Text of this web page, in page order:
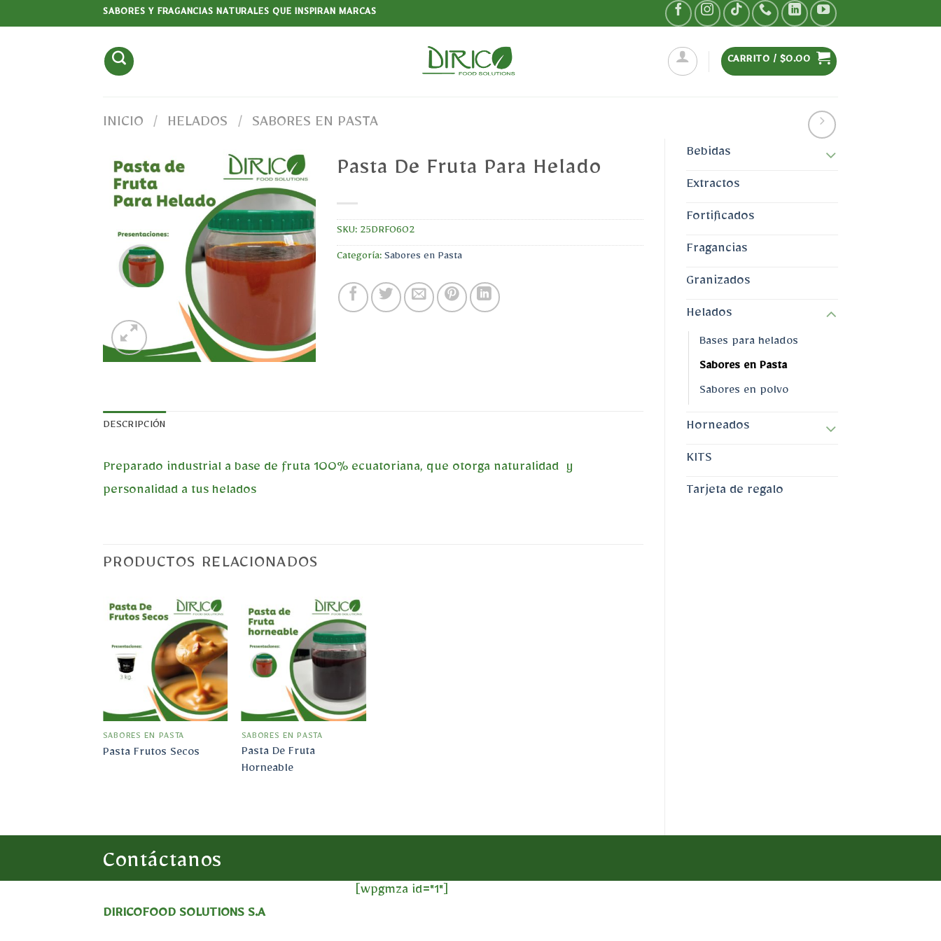
SABORES Y FRAGANCIAS NATURALES QUE INSPIRAN MARCAS
CARRITO / $0.00
INICIO / HELADOS / SABORES EN PASTA
Bebidas
Extractos
Fortificados
Fragancias
Granizados
Helados
Bases para helados
Sabores en Pasta
Sabores en polvo
Horneados
KITS
Tarjeta de regalo
Añadir
a la
lista
Pasta De Fruta Para Helado
SKU: 25DRF0602
Categoría: Sabores en Pasta
DESCRIPCIÓN
Preparado industrial a base de fruta 100% ecuatoriana, que otorga naturalidad y
personalidad a tus helados
PRODUCTOS RELACIONADOS
Añadir
a la
lista
de
deseos
SABORES EN PASTA
Pasta Frutos Secos
Añadir
lista
de
deseos
SABORES EN PASTA
Pasta De Fruta
Horneable
Contáctanos
DIRICOFOOD SOLUTIONS S.A
[wpgmza id="1"]